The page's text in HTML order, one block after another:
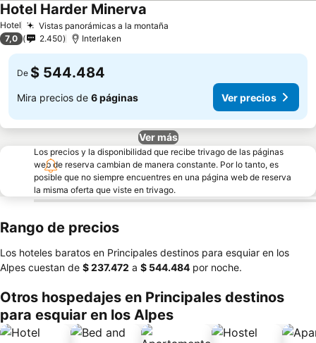
Hotel Vistas panorámicas a la montaña
Hotel Harder Minerva
7,0 2.450 Interlaken
De $ 544.484
Mira precios de 6 páginas Ver precios
Ver más
Los precios y la disponibilidad que recibe trivago de las páginas
web de reserva cambian de manera constante. Por lo tanto, es
posible que no siempre encuentres en una página web de reserva
la misma oferta que viste en trivago.
Rango de precios
Los hoteles baratos en Principales destinos para esquiar en los
Alpes cuestan de ‎$ 237.472 a ‎$ 544.484 por noche.
Otros hospedajes en Principales destinos
para esquiar en los Alpes